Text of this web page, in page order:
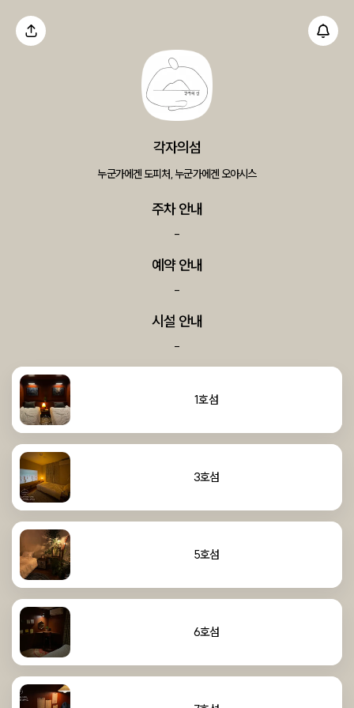
각자의섬
누군가에겐 도피처, 누군가에겐 오아시스
주차 안내
-
예약 안내
-
시설 안내
-
1호섬
3호섬
5호섬
6호섬